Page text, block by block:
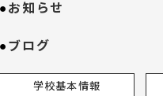
お知らせ
ブログ
学校基本情報